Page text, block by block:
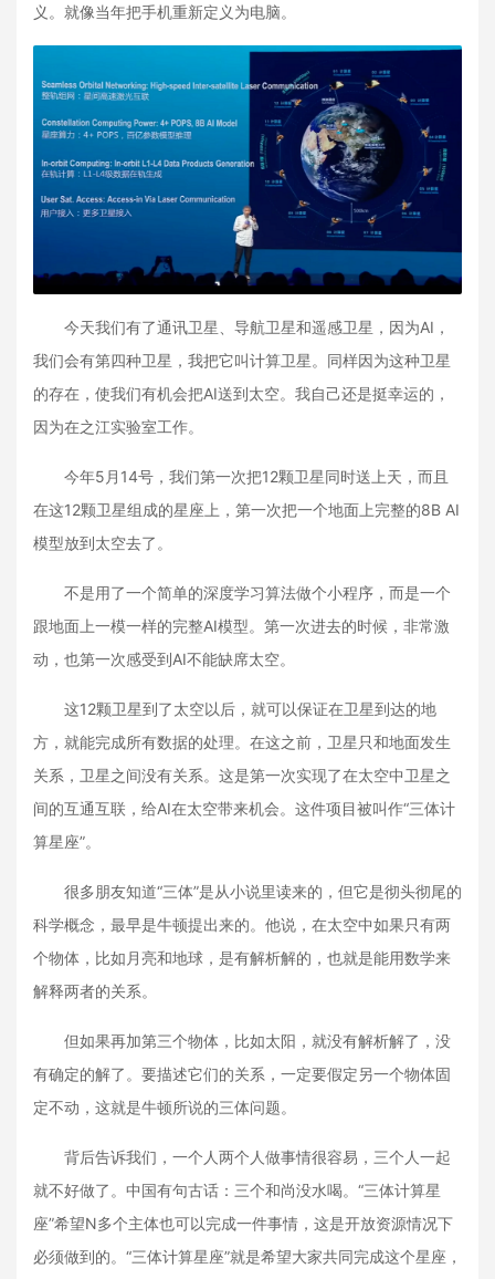
义。就像当年把手机重新定义为电脑。
今天我们有了通讯卫星、导航卫星和遥感卫星，因为AI，
我们会有第四种卫星，我把它叫计算卫星。同样因为这种卫星
的存在，使我们有机会把AI送到太空。我自己还是挺幸运的，
因为在之江实验室工作。
今年5月14号，我们第一次把12颗卫星同时送上天，而且
在这12颗卫星组成的星座上，第一次把一个地面上完整的8B AI
模型放到太空去了。
不是用了一个简单的深度学习算法做个小程序，而是一个
跟地面上一模一样的完整AI模型。第一次进去的时候，非常激
动，也第一次感受到AI不能缺席太空。
这12颗卫星到了太空以后，就可以保证在卫星到达的地
方，就能完成所有数据的处理。在这之前，卫星只和地面发生
关系，卫星之间没有关系。这是第一次实现了在太空中卫星之
间的互通互联，给AI在太空带来机会。这件项目被叫作“三体计
算星座”。
很多朋友知道“三体”是从小说里读来的，但它是彻头彻尾的
科学概念，最早是牛顿提出来的。他说，在太空中如果只有两
个物体，比如月亮和地球，是有解析解的，也就是能用数学来
解释两者的关系。
但如果再加第三个物体，比如太阳，就没有解析解了，没
有确定的解了。要描述它们的关系，一定要假定另一个物体固
定不动，这就是牛顿所说的三体问题。
背后告诉我们，一个人两个人做事情很容易，三个人一起
就不好做了。中国有句古话：三个和尚没水喝。“三体计算星
座”希望N多个主体也可以完成一件事情，这是开放资源情况下
必须做到的。“三体计算星座”就是希望大家共同完成这个星座，